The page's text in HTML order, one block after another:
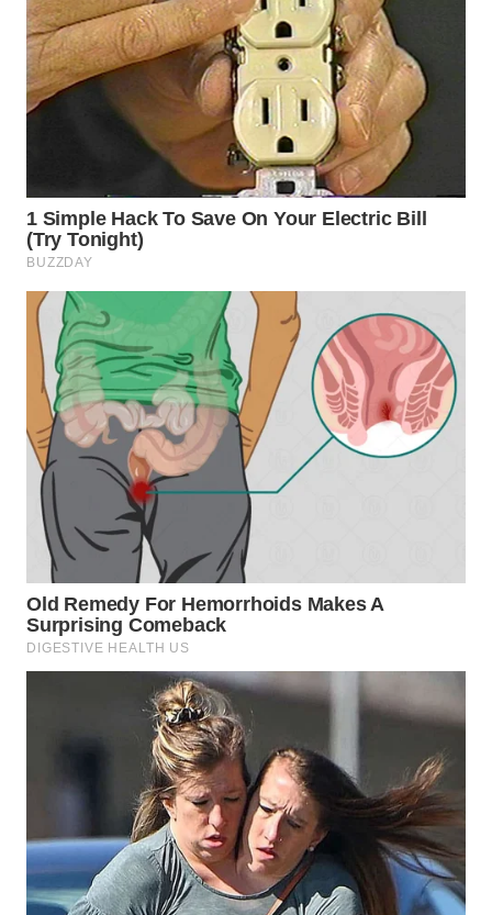
WN
CIANJUR
WN
KEPULAUAN
WN
TANGERANG
BINJAI
WN
CIREBON
WN
INDRAMAYU
WN
KUNINGAN
WN
MAJALENGKA
SUKABUMI
WN
PURWAKARTA